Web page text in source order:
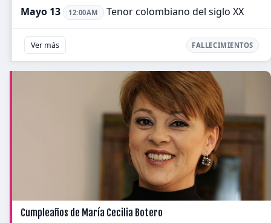
Mayo 13 12:00AM Tenor colombiano del siglo XX
Ver más FALLECIMIENTOS
Cumpleaños de María Cecilia Botero